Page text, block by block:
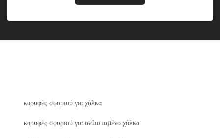
κορυφές σφυριού για χάλκα
κορυφές σφυριού για ανθισταμένο χάλκα